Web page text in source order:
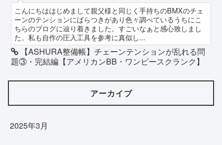
こんにちははじめまして親父様と同じく手持ちのBMXのチェ
ーンのテンションにばらつきがあり色々調べているうちにこ
ちらのブログに辿り着きました。すごいなぁと感心致しまし
た。私も自作の圧入工具を参考に真似し...
【ASHURA整備帳】チェーンテンションが乱れる問
題③・完結編【アメリカンBB・ワンピースクランク】
アーカイブ
2025年3月